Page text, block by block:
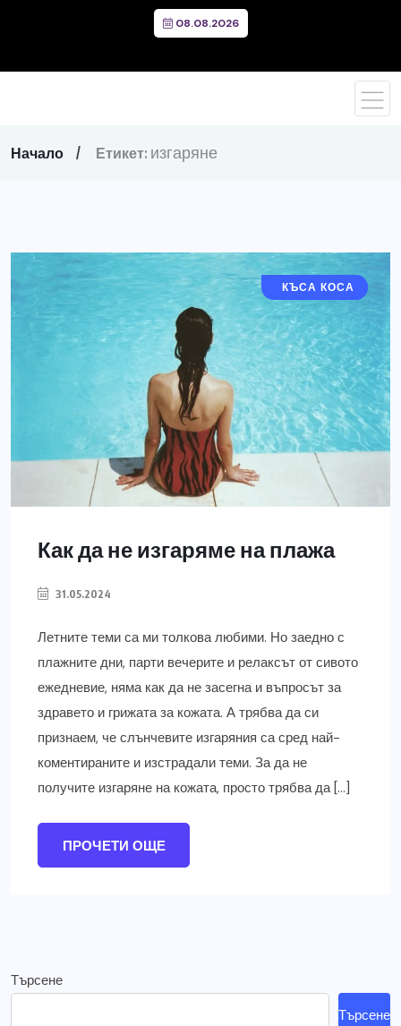
08.08.2026
Начало Етикет: изгаряне
ДЪЛГА КОСА
КЪСА КОСА
Как да не изгаряме на плажа
31.05.2024
Летните теми са ми толкова любими. Но заедно с
плажните дни, парти вечерите и релаксът от сивото
ежедневие, няма как да не засегна и въпросът за
здравето и грижата за кожата. А трябва да си
признаем, че слънчевите изгаряния са сред най-
коментираните и изстрадали теми. За да не
получите изгаряне на кожата, просто трябва да […]
ПРОЧЕТИ ОЩЕ
Търсене
Търсене